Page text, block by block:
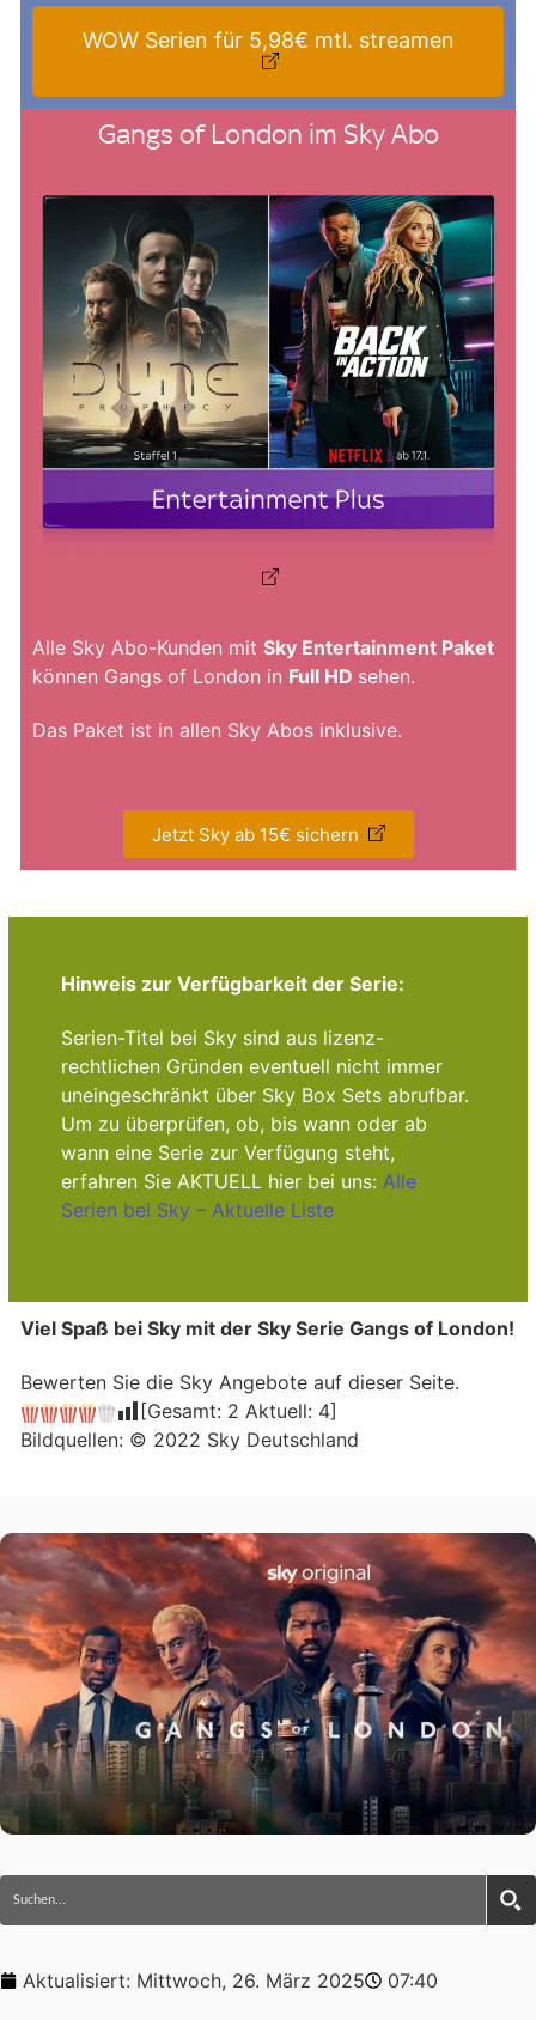
WOW Serien für 5,98€ mtl. streamen
Gangs of London im Sky Abo
Alle Sky Abo-Kunden mit Sky Entertainment Paket
können Gangs of London in Full HD sehen.
Das Paket ist in allen Sky Abos inklusive.
Jetzt Sky ab 15€ sichern
Hinweis zur Verfügbarkeit der Serie:
Serien-Titel bei Sky sind aus lizenz-
rechtlichen Gründen eventuell nicht immer
uneingeschränkt über Sky Box Sets abrufbar.
Um zu überprüfen, ob, bis wann oder ab
wann eine Serie zur Verfügung steht,
erfahren Sie AKTUELL hier bei uns: Alle
Serien bei Sky – Aktuelle Liste
Viel Spaß bei Sky mit der Sky Serie Gangs of London!
Bewerten Sie die Sky Angebote auf dieser Seite.
[Gesamt: 2 Aktuell: 4]
Bildquellen: © 2022 Sky Deutschland
Aktualisiert: Mittwoch, 26. März 2025 07:40